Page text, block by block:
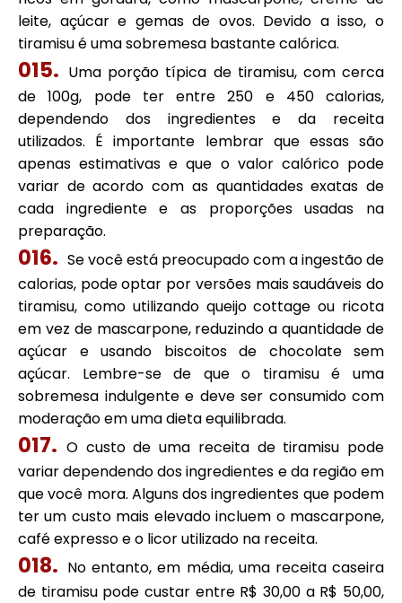
leite, açúcar e gemas de ovos. Devido a isso, o
tiramisu é uma sobremesa bastante calórica.
Uma porção típica de tiramisu, com cerca
de 100g, pode ter entre 250 e 450 calorias,
dependendo dos ingredientes e da receita
utilizados. É importante lembrar que essas são
apenas estimativas e que o valor calórico pode
variar de acordo com as quantidades exatas de
cada ingrediente e as proporções usadas na
preparação.
Se você está preocupado com a ingestão de
calorias, pode optar por versões mais saudáveis do
tiramisu, como utilizando queijo cottage ou ricota
em vez de mascarpone, reduzindo a quantidade de
açúcar e usando biscoitos de chocolate sem
açúcar. Lembre-se de que o tiramisu é uma
sobremesa indulgente e deve ser consumido com
moderação em uma dieta equilibrada.
O custo de uma receita de tiramisu pode
variar dependendo dos ingredientes e da região em
que você mora. Alguns dos ingredientes que podem
ter um custo mais elevado incluem o mascarpone,
café expresso e o licor utilizado na receita.
No entanto, em média, uma receita caseira
de tiramisu pode custar entre R$ 30,00 a R$ 50,00,